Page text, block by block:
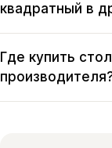
квадратный в
Где купить